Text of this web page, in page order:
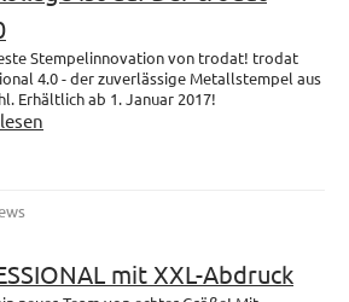
Stempelinnovation von trodat! trodat
4.0 - der zuverlässige Metallstempel aus
Erhältlich ab 1. Januar 2017!
mit XXL-Abdruck